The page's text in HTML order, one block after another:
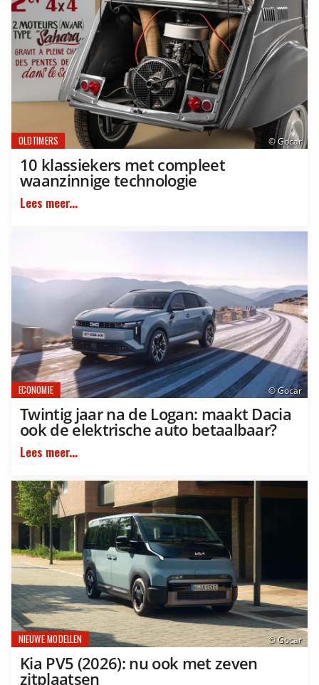
© Gocar
OLDTIMERS
10 klassiekers met compleet
waanzinnige technologie
Lees meer...
© Gocar
ECONOMIE
Twintig jaar na de Logan: maakt Dacia
ook de elektrische auto betaalbaar?
Lees meer...
© Gocar
NIEUWE MODELLEN
Kia PV5 (2026): nu ook met zeven
zitplaatsen